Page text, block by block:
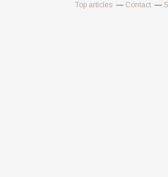
Top articles Contact